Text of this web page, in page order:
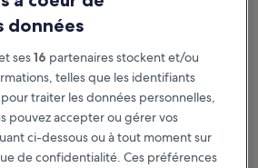
de
les
en
10 choses gratuites
« Séville a une couleur particulière
», comme le chante le célèbre
duo Los del Río. Cette ville marque
tous ceux qui la visitent, séduits...
données
ses16 partenaires stockent et/ou
telles que les identifiants
traiter les données personnelles,
pouvez accepter ou gérer vos
ci-dessous ou à tout moment sur
de confidentialité. Ces préférences